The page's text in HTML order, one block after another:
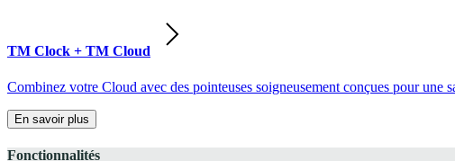
TM Clock + TM Cloud
Combinez votre Cloud avec des pointeuses soigneusement conçues pour une
En savoir plus
Fonctionnalités